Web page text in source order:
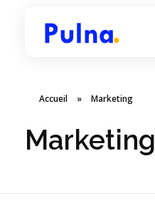
Accueil » Marketing
Marketing